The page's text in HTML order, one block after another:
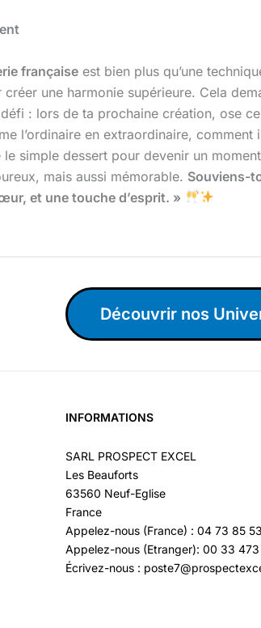
française est bien plus qu’une
une harmonie supérieure. Cela
: lors de ta prochaine création, ose
l’ordinaire en extraordinaire,
simple dessert pour devenir un
mais aussi mémorable. Souviens-
et une touche d’esprit. »
Découvrir nos
INFORMATIONS
SARL PROSPECT EXCEL
Les Beauforts
63560 Neuf-Eglise
France
Appelez-nous (France) : 04 73 85
Appelez-nous (Etranger): 00 33
Écrivez-nous :